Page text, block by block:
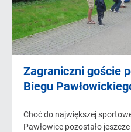
Zagraniczni goście
Biegu
Choć do największej
Pawłowice pozostało